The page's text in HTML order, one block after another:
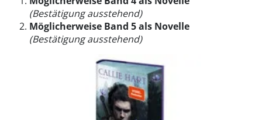
(Bestätigung ausstehend)
Möglicherweise Band 5 als Novelle
(Bestätigung ausstehend)